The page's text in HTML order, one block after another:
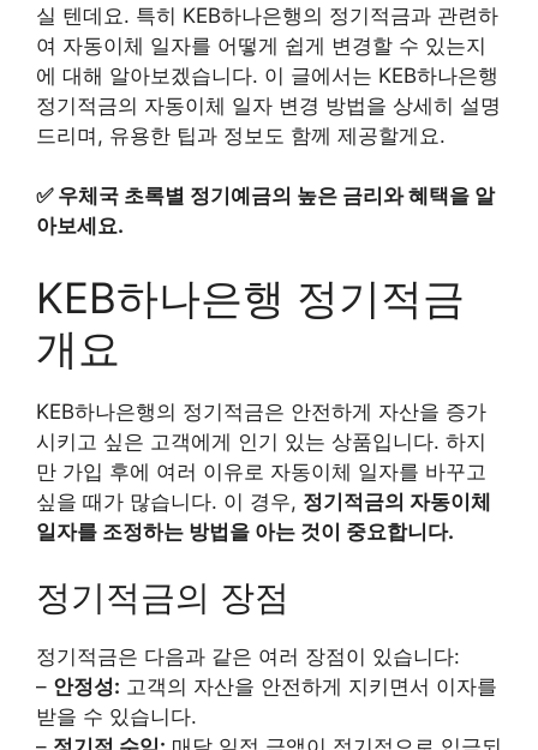
실 텐데요. 특히 KEB하나은행의 정기적금과 관련하
여 자동이체 일자를 어떻게 쉽게 변경할 수 있는지
에 대해 알아보겠습니다. 이 글에서는 KEB하나은행
정기적금의 자동이체 일자 변경 방법을 상세히 설명
드리며, 유용한 팁과 정보도 함께 제공할게요.
✅ 우체국 초록별 정기예금의 높은 금리와 혜택을 알
아보세요.
KEB하나은행 정기적금
개요
KEB하나은행의 정기적금은 안전하게 자산을 증가
시키고 싶은 고객에게 인기 있는 상품입니다. 하지
만 가입 후에 여러 이유로 자동이체 일자를 바꾸고
싶을 때가 많습니다. 이 경우, 정기적금의 자동이체
일자를 조정하는 방법을 아는 것이 중요합니다.
정기적금의 장점
정기적금은 다음과 같은 여러 장점이 있습니다:
– 안정성: 고객의 자산을 안전하게 지키면서 이자를
받을 수 있습니다.